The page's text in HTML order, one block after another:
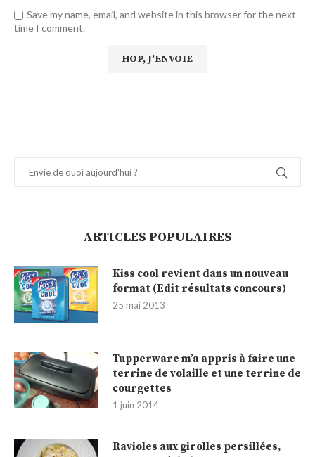
Save my name, email, and website in this browser for the next
time I comment.
ARTICLES POPULAIRES
Kiss cool revient dans un nouveau
format (Edit résultats concours)
25 mai 2013
Tupperware m’a appris à faire une
terrine de volaille et une terrine de
courgettes
1 juin 2014
Ravioles aux girolles persillées,